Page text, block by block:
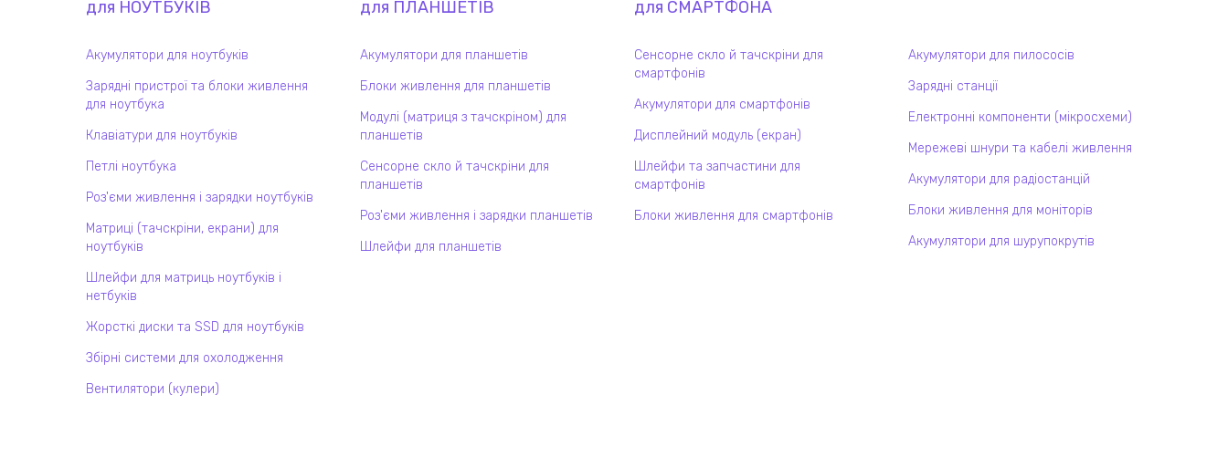
для НОУТБУКІВ
Акумулятори для ноутбуків
Зарядні пристрої та блоки живлення
для ноутбука
Клавіатури для ноутбуків
Петлі ноутбука
Роз'єми живлення і зарядки ноутбуків
Матриці (тачскріни, екрани) для
ноутбуків
Шлейфи для матриць ноутбуків і
нетбуків
Жорсткі диски та SSD для ноутбуків
Збірні системи для охолодження
Вентилятори (кулери)
для ПЛАНШЕТІВ
Акумулятори для планшетів
Блоки живлення для планшетів
Модулі (матриця з тачскріном) для
планшетів
Сенсорне скло й тачскріни для
планшетів
Роз'єми живлення і зарядки планшетів
Шлейфи для планшетів
для СМАРТФОНА
Сенсорне скло й тачскріни для
смартфонів
Акумулятори для смартфонів
Дисплейний модуль (екран)
Шлейфи та запчастини для
смартфонів
Блоки живлення для смартфонів
Акумулятори для пилососів
Зарядні станції
Електронні компоненти (мікросхеми)
Мережеві шнури та кабелі живлення
Акумулятори для радіостанцій
Блоки живлення для моніторів
Акумулятори для шурупокрутів